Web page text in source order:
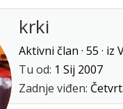
krki
Aktivni član · 55 · iz
Tu od 1 Sij 2007
Zadnje viđen